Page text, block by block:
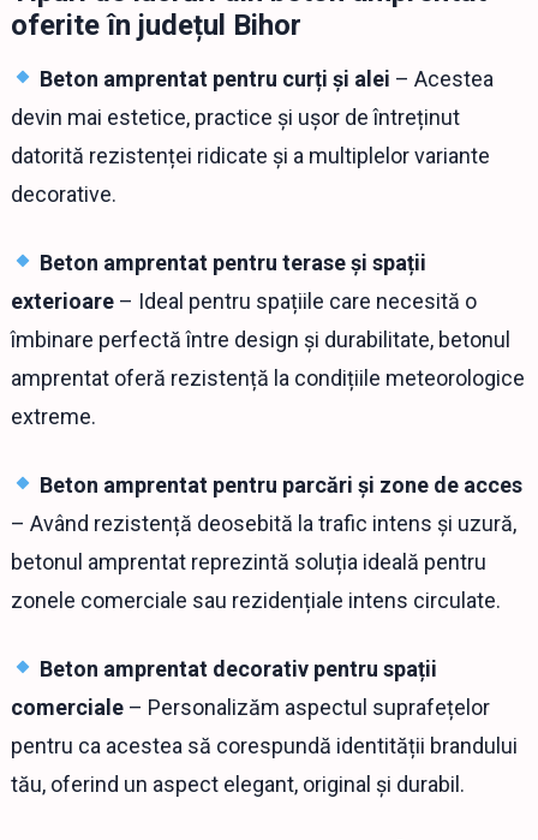
oferite în județul Bihor
Beton amprentat pentru curți și alei – Acestea
devin mai estetice, practice și ușor de întreținut
datorită rezistenței ridicate și a multiplelor variante
decorative.
Beton amprentat pentru terase și spații
exterioare– Ideal pentru spațiile care necesită o
îmbinare perfectă între design și durabilitate, betonul
amprentat oferă rezistență la condițiile meteorologice
extreme.
Beton amprentat pentru parcări și zone de acces
– Având rezistență deosebită la trafic intens și uzură,
betonul amprentat reprezintă soluția ideală pentru
zonele comerciale sau rezidențiale intens circulate.
Beton amprentat decorativ pentru spații
comerciale– Personalizăm aspectul suprafețelor
pentru ca acestea să corespundă identității brandului
tău, oferind un aspect elegant, original și durabil.